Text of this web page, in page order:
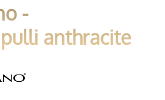
-
anthracite